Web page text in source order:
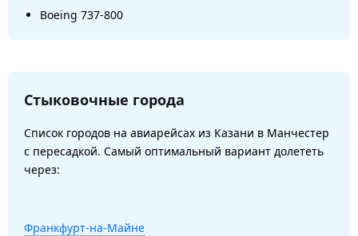
Boeing 737-800
Стыковочные города
Список городов на авиарейсах из Казани в Манчестер
с пересадкой. Самый оптимальный вариант долететь
через:
Франкфурт-на-Майне